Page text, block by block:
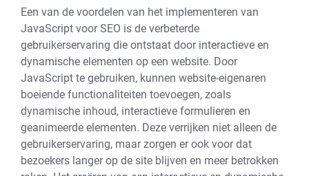
Een van de voordelen van het implementeren van
JavaScript voor SEO is de verbeterde
gebruikerservaring die ontstaat door interactieve en
dynamische elementen op een website. Door
JavaScript te gebruiken, kunnen website-eigenaren
boeiende functionaliteiten toevoegen, zoals
dynamische inhoud, interactieve formulieren en
geanimeerde elementen. Deze verrijken niet alleen de
gebruikerservaring, maar zorgen er ook voor dat
bezoekers langer op de site blijven en meer betrokken